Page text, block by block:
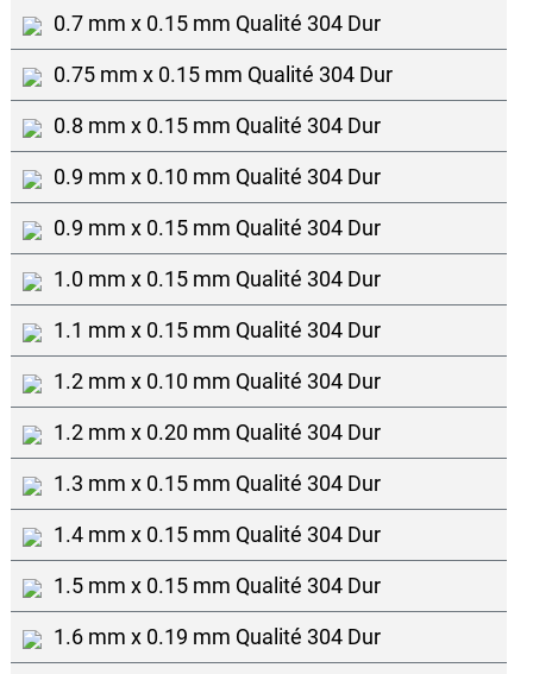
0.7 mm x 0.15 mm Qualité 304 Dur
0.75 mm x 0.15 mm Qualité 304 Dur
0.8 mm x 0.15 mm Qualité 304 Dur
0.9 mm x 0.10 mm Qualité 304 Dur
0.9 mm x 0.15 mm Qualité 304 Dur
1.0 mm x 0.15 mm Qualité 304 Dur
1.1 mm x 0.15 mm Qualité 304 Dur
1.2 mm x 0.10 mm Qualité 304 Dur
1.2 mm x 0.20 mm Qualité 304 Dur
1.3 mm x 0.15 mm Qualité 304 Dur
1.4 mm x 0.15 mm Qualité 304 Dur
1.5 mm x 0.15 mm Qualité 304 Dur
1.6 mm x 0.19 mm Qualité 304 Dur